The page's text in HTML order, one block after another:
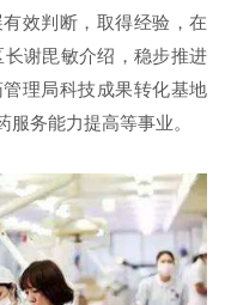
效判断，取得经验，在
谢毘敏介绍，稳步推进
理局科技成果转化基地
务能力提高等事业。